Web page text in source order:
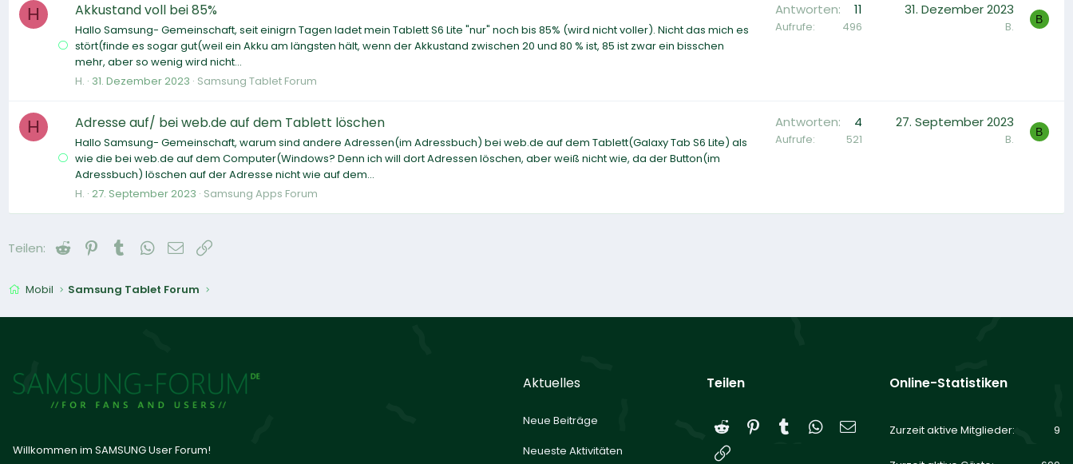
H Akkustand voll bei 85%
Hallo Samsung- Gemeinschaft, seit einigrn Tagen ladet mein Tablett S6 Lite "nur" noch bis 85% (wird nicht voller). Nicht das mich es
stört(finde es sogar gut(weil ein Akku am längsten hält, wenn der Akkustand zwischen 20 und 80 % ist, 85 ist zwar ein bisschen
mehr, aber so wenig wird nicht...
H. 31. Dezember 2023 Samsung Tablet Forum
Antworten 11
Aufrufe 496
31. Dezember 2023
B. B
H Adresse auf/ bei web.de auf dem Tablett löschen
Hallo Samsung- Gemeinschaft, warum sind andere Adressen(im Adressbuch) bei web.de auf dem Tablett(Galaxy Tab S6 Lite) als
wie die bei web.de auf dem Computer(Windows? Denn ich will dort Adressen löschen, aber weiß nicht wie, da der Button(im
Adressbuch) löschen auf der Adresse nicht wie auf dem...
H. 27. September 2023 Samsung Apps Forum
Antworten 4
Aufrufe 521
27. September 2023
B. B
Teilen: Reddit PinterestTumblrWhatsApp
E-Mail
Mobil Samsung Tablet Forum
Willkommen im SAMSUNG User Forum!
Aktuelles
Neue Beiträge
Neueste Aktivitäten
Teilen
Reddit Pinterest
Tumblr WhatsApp
E-Mail
Online-Statistiken
Zurzeit aktive Mitglieder 9